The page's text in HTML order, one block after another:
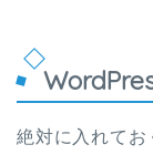
絶対に入れてお